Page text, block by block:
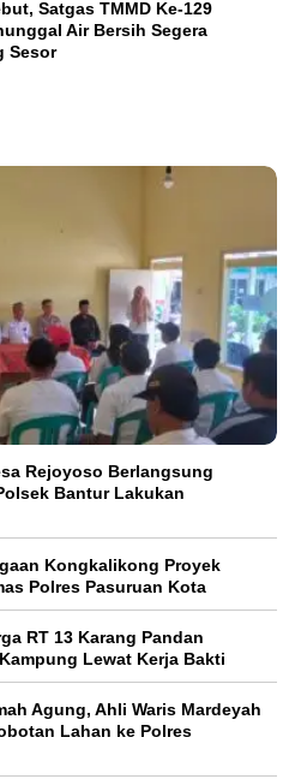
Satgas TMMD Ke-129
Air Bersih Segera
Sesor
Rejoyoso Berlangsung
Bantur Lakukan
Kongkalikong Proyek
Polres Pasuruan Kota
RT 13 Karang Pandan
Lewat Kerja Bakti
Agung, Ahli Waris Mardeyah
Lahan ke Polres